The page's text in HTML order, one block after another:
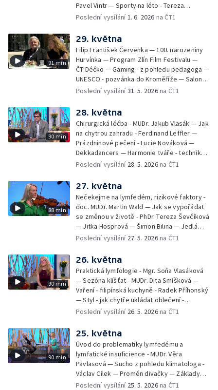
Pavel Vintr — Sporty na léto - Tereza
Michalová — Černé ovce — Změny v
v Českém ráji - Tomáš Jeřábek, Magdalena
Borová, Eva Váchová
Poslední vysílání 1. 6. 2026 na ČT1
91 min
29. května
Filip František Červenka — 100. narozeniny
Hurvínka — Program Zlín Film Festivalu —
ČT:Déčko — Gaming - z pohledu pedagoga —
UNESCO - pozvánka do Kroměříže — Salon
filmových klapek
Poslední vysílání31. 5. 2026na ČT1
90 min
28. května
Chirurgická léčba - MUDr. Jakub Vlasák — Jak
na chytrou zahradu - Ferdinand Leffler —
Prázdninové pečení - Lucie Nováková —
Dekkadancers — Harmonie tváře - techniky
přírodního omlazení - Martina Kavecká —
Petr Bednařík — Počasí s Michalem Žákem
Poslední vysílání 28. 5. 2026na ČT1
88 min
27. května
Nečekejme na lymfedém, rizikové faktory -
doc. MUDr. Martin Wald — Jak se vypořádat
se změnou v životě - PhDr. Tereza Ševčíková
— Jitka Hosprová — Šimon Bilina — Jedlá
zahrada - Petra Matějková — Kulturní tipy
Poslední vysílání 27. 5. 2026na ČT1
90 min
26. května
Praktická lymfologie - Mgr. Soňa Vlasáková
— Sezóna klíšťat - MUDr. Dita Smíšková —
Vaření - filipínská kuchyně - Radek Příhonský
— Styl - jak chytře ukládat oblečení -
Veronika Slaninová — Běháme s dětmi - jak
Schneiderová — Colours of Ostrava - Filip
Košťálek a Jan Vojtko — Tajemství křišťálové
planety - Jan Maxián, Petr Horák a Adélka
Hesová — Český svaz ochránců přírody - Eva
Šrailová
Poslední vysílání 26. 5. 2026na ČT1
90 min
25. května
Úvod do problematiky lymfedému a
lymfatické insuficience - MUDr. Věra
Pavlasová — Sucho z pohledu klimatologa -
Václav Cílek — Proměn divačky — Základy
bezpečnosti dětí na inline bruslích - Petr
Poslední vysílání 25. 5. 2026na ČT1